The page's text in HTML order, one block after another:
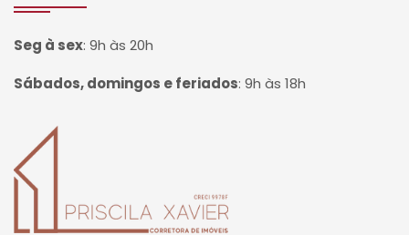
Seg à sex: 9h às 20h
Sábados, domingos e feriados: 9h às 18h
Página inicial